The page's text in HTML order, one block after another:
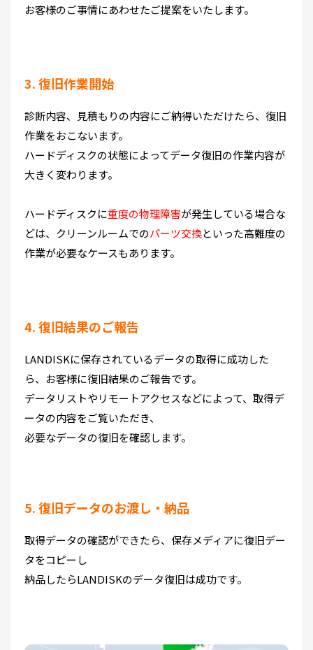
お客様のご事情にあわせたご提案をいたします。
3. 復旧作業開始
診断内容、見積もりの内容にご納得いただけたら、復旧
作業をおこないます。
ハードディスクの状態によってデータ復旧の作業内容が
大きく変わります。
ハードディスクに重度の物理障害が発生している場合な
どは、クリーンルームでのパーツ交換といった高難度の
作業が必要なケースもあります。
4. 復旧結果のご報告
LANDISKに保存されているデータの取得に成功した
ら、お客様に復旧結果のご報告です。
データリストやリモートアクセスなどによって、取得デ
ータの内容をご覧いただき、
必要なデータの復旧を確認します。
5. 復旧データのお渡し・納品
取得データの確認ができたら、保存メディアに復旧デー
タをコピーし
納品したらLANDISKのデータ復旧は成功です。